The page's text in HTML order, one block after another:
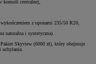
konsoli centralnej,
z oponami 235/50 R20,
naturalna i syntetyczna).
Pakiet Skyview (6000 zł), który obejmuje
uchylania.